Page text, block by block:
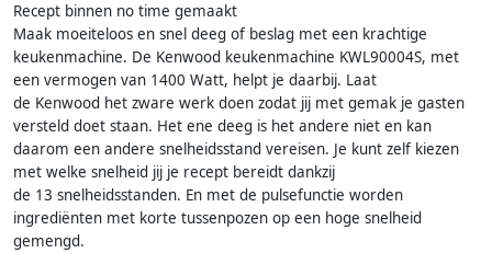
Recept binnen no time gemaakt
Maak moeiteloos en snel deeg of beslag met een krachtige
keukenmachine. De Kenwood keukenmachine KWL90004S, met
een vermogen van 1400 Watt, helpt je daarbij. Laat
de Kenwood het zware werk doen zodat jij met gemak je gasten
versteld doet staan. Het ene deeg is het andere niet en kan
daarom een andere snelheidsstand vereisen. Je kunt zelf kiezen
met welke snelheid jij je recept bereidt dankzij
de 13 snelheidsstanden. En met de pulsefunctie worden
ingrediënten met korte tussenpozen op een hoge snelheid
gemengd.